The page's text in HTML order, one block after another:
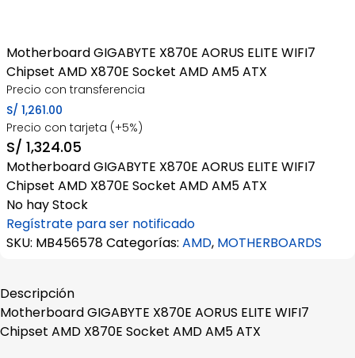
Motherboard GIGABYTE X870E AORUS ELITE WIFI7
Chipset AMD X870E Socket AMD AM5 ATX
Precio con transferencia
S/ 1,261.00
Precio con tarjeta (+5%)
S/ 1,324.05
Motherboard GIGABYTE X870E AORUS ELITE WIFI7
Chipset AMD X870E Socket AMD AM5 ATX
No hay Stock
Regístrate para ser notificado
SKU: MB456578Categorías: AMD, MOTHERBOARDS
Descripción
Motherboard GIGABYTE X870E AORUS ELITE WIFI7
Chipset AMD X870E Socket AMD AM5 ATX